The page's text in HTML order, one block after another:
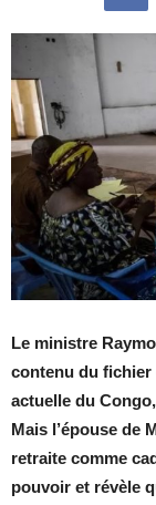
Le ministre
contenu du fichier
actuelle du
Mais l’épouse de
retraite comme
pouvoir et révèle